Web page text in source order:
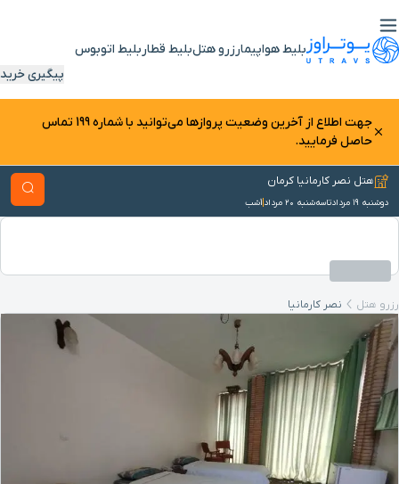
بلیط هواپیمارزرو هتلبلیط قطار بلیط اتوبوس
پیگیری خرید
جهت اطلاع از آخرین وضعیت پرواز‌ها می‌توانید با شماره 199 تماس
حاصل فرمایید.
هتل نصر کارمانیا کرمان
دوشنبه ۱۹ مرداد تاسه‌شنبه ۲۰ مرداد 1شب
رزرو هتل نصر کارمانیا